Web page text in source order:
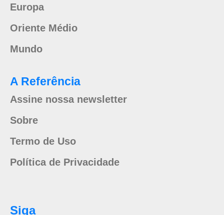
Europa
Oriente Médio
Mundo
A Referência
Assine nossa newsletter
Sobre
Termo de Uso
Política de Privacidade
Siga